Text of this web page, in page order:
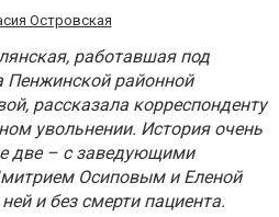
Островская
работавшая под
Пенжинской районной
рассказала корреспонденту
увольнении. История очень
две – с заведующими
Осиповым и Еленой
и без смерти пациента.